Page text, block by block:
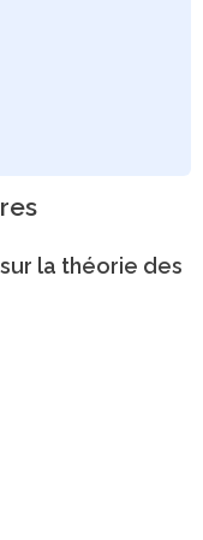
la théorie des